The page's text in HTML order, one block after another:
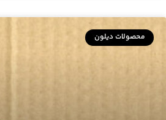
محصولات دیلون